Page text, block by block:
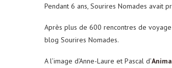
Pendant 6 ans, Sourires Nomades avait
Après plus de 600 rencontres de voyage
blog Sourires Nomades.
A l’image d’Anne-Laure et Pascal d’